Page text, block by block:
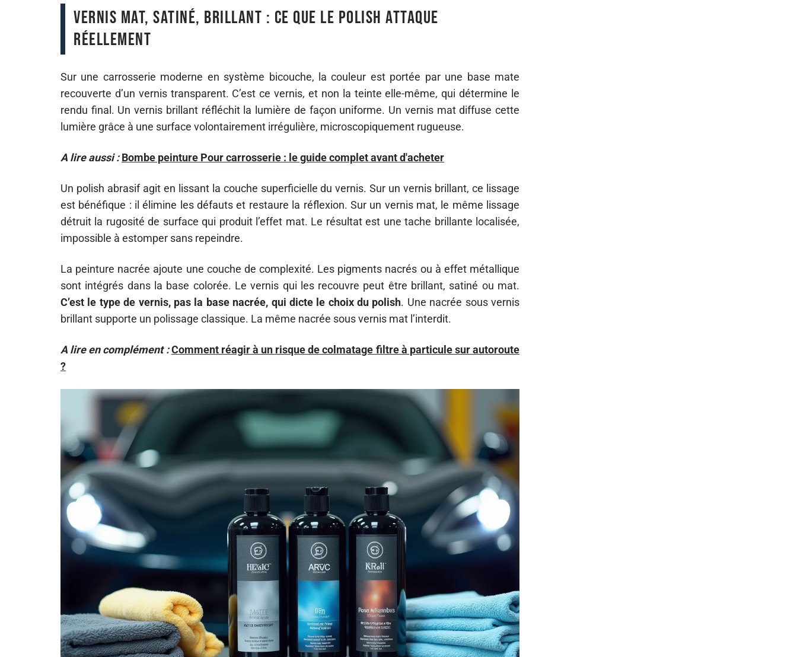
Vernis mat, satiné, brillant : ce que le polish attaque
réellement
Sur une carrosserie moderne en système bicouche, la couleur est portée par une base mate
recouverte d’un vernis transparent. C’est ce vernis, et non la teinte elle-même, qui détermine le
rendu final. Un vernis brillant réfléchit la lumière de façon uniforme. Un vernis mat diffuse cette
lumière grâce à une surface volontairement irrégulière, microscopiquement rugueuse.
A lire aussi : Bombe peinture Pour carrosserie : le guide complet avant d'acheter
Un polish abrasif agit en lissant la couche superficielle du vernis. Sur un vernis brillant, ce lissage
est bénéfique : il élimine les défauts et restaure la réflexion. Sur un vernis mat, le même lissage
détruit la rugosité de surface qui produit l’effet mat. Le résultat est une tache brillante localisée,
impossible à estomper sans repeindre.
La peinture nacrée ajoute une couche de complexité. Les pigments nacrés ou à effet métallique
sont intégrés dans la base colorée. Le vernis qui les recouvre peut être brillant, satiné ou mat.
C’est le type de vernis, pas la base nacrée, qui dicte le choix du polish. Une nacrée sous vernis
brillant supporte un polissage classique. La même nacrée sous vernis mat l’interdit.
A lire en complément : Comment réagir à un risque de colmatage filtre à particule sur autoroute
?